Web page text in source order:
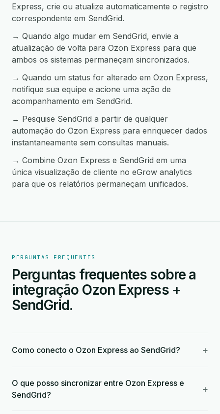
Express, crie ou atualize automaticamente o registro
correspondente em SendGrid.
→ Quando algo mudar em SendGrid, envie a
atualização de volta para Ozon Express para que
ambos os sistemas permaneçam sincronizados.
→ Quando um status for alterado em Ozon Express,
notifique sua equipe e acione uma ação de
acompanhamento em SendGrid.
→ Pesquise SendGrid a partir de qualquer
automação do Ozon Express para enriquecer dados
instantaneamente sem consultas manuais.
→ Combine Ozon Express e SendGrid em uma
única visualização de cliente no eGrow analytics
para que os relatórios permaneçam unificados.
PERGUNTAS FREQUENTES
Perguntas frequentes sobre a
integração Ozon Express +
SendGrid.
Como conecto o Ozon Express ao SendGrid? +
O que posso sincronizar entre Ozon Express e
SendGrid?
+